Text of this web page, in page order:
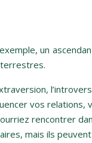
un
terrestres.
vos
rencontrer
mais ils